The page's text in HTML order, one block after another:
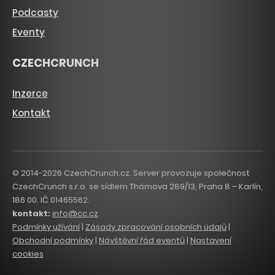
Podcasty
Eventy
CZECHCRUNCH
Inzerce
Kontakt
© 2014-2026 CzechCrunch.cz. Server provozuje společnost
CzechCrunch s.r.o. se sídlem Thámova 289/13, Praha 8 – Karlín,
186 00. IČ 01465562.
kontakt:info@cc.cz
Podmínky užívání| Zásady zpracování osobních údajů|
Obchodní podmínky| Návštěvní řád eventů | Nastavení
cookies